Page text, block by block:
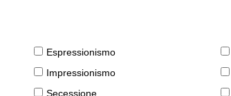
Espressionismo
Impressionismo
Secessione